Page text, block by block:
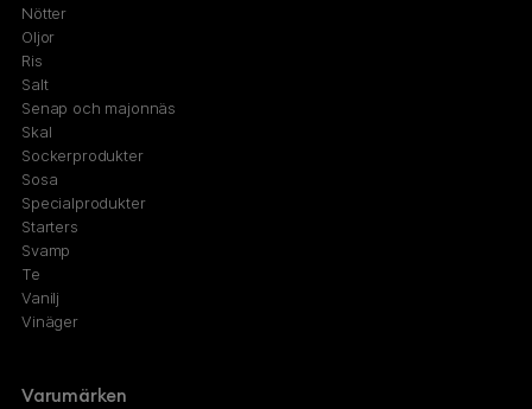
Nötter
Oljor
Ris
Salt
Senap och majonnäs
Skal
Sockerprodukter
Sosa
Specialprodukter
Starters
Svamp
Te
Vanilj
Vinäger
Varumärken